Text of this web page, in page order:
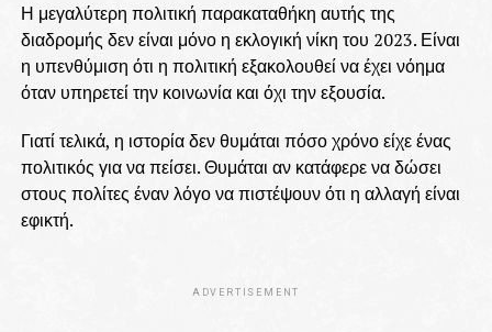
Η μεγαλύτερη πολιτική παρακαταθήκη αυτής της
διαδρομής δεν είναι μόνο η εκλογική νίκη του 2023. Είναι
η υπενθύμιση ότι η πολιτική εξακολουθεί να έχει νόημα
όταν υπηρετεί την κοινωνία και όχι την εξουσία.
Γιατί τελικά, η ιστορία δεν θυμάται πόσο χρόνο είχε ένας
πολιτικός για να πείσει. Θυμάται αν κατάφερε να δώσει
στους πολίτες έναν λόγο να πιστέψουν ότι η αλλαγή είναι
εφικτή.
ADVERTISEMENT